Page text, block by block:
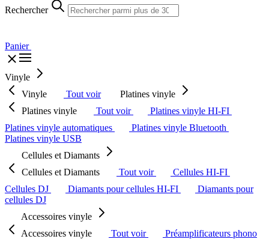
Rechercher
Panier
Vinyle
Vinyle
Tout voir
Platines vinyle
Platines vinyle
Tout voir
Platines vinyle HI-FI
Platines vinyle automatiques
Platines vinyle Bluetooth
Platines vinyle USB
Cellules et Diamants
Cellules et Diamants
Tout voir
Cellules HI-FI
Cellules DJ
Diamants pour cellules HI-FI
Diamants pour
cellules DJ
Accessoires vinyle
Accessoires vinyle
Tout voir
Préamplificateurs phono